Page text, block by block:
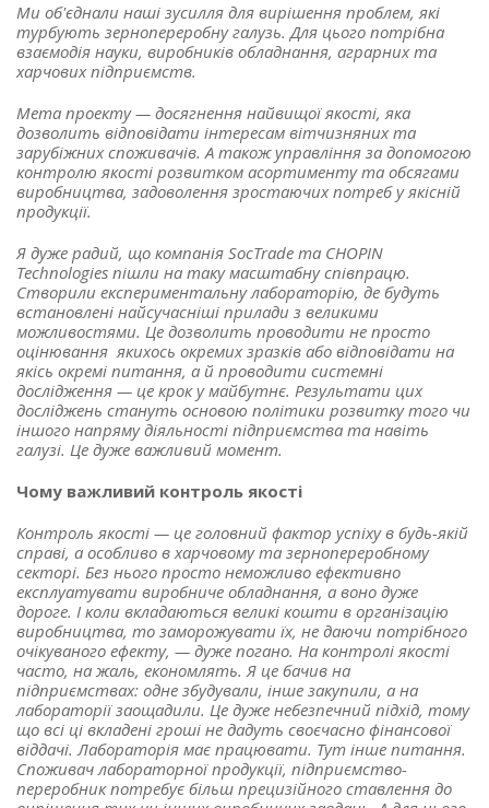
Ми об'єднали наші зусилля для вирішення проблем, які
турбують зернопереробну галузь. Для цього потрібна
взаємодія науки, виробників обладнання, аграрних та
харчових підприємств.
Мета проекту — досягнення найвищої якості, яка
дозволить відповідати інтересам вітчизняних та
зарубіжних споживачів. А також управління за допомогою
контролю якості розвитком асортименту та обсягами
виробництва, задоволення зростаючих потреб у якісній
продукції.
Я дуже радий, що компанія SocTrade та CHOPIN
Technologies пішли на таку масштабну співпрацю.
Створили експериментальну лабораторію, де будуть
встановлені найсучасніші прилади з великими
можливостями. Це дозволить проводити не просто
оцінювання якихось окремих зразків або відповідати на
якісь окремі питання, а й проводити системні
дослідження — це крок у майбутнє. Результати цих
досліджень стануть основою політики розвитку того чи
іншого напряму діяльності підприємства та навіть
галузі. Це дуже важливий момент.
Чому важливий контроль якості
Контроль якості — це головний фактор успіху в будь-якій
справі, а особливо в харчовому та зернопереробному
секторі. Без нього просто неможливо ефективно
експлуатувати виробниче обладнання, а воно дуже
дороге. І коли вкладаються великі кошти в організацію
виробництва, то заморожувати їх, не даючи потрібного
очікуваного ефекту, — дуже погано. На контролі якості
часто, на жаль, економлять. Я це бачив на
підприємствах: одне збудували, інше закупили, а на
лабораторії заощадили. Це дуже небезпечний підхід, тому
що всі ці вкладені гроші не дадуть своєчасно фінансової
віддачі. Лабораторія має працювати. Тут інше питання.
Споживач лабораторної продукції, підприємство-
переробник потребує більш прецизійного ставлення до